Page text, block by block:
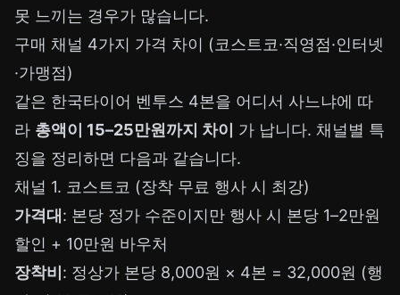
못 느끼는 경우가 많습니다.
구매 채널 4가지 가격 차이 (코스트코·직영점·인터넷
·가맹점)
같은 한국타이어 벤투스 4본을 어디서 사느냐에 따
라 총액이 15–25만원까지 차이
가 납니다. 채널별 특
징을 정리하면 다음과 같습니다.
채널 1. 코스트코 (장착 무료 행사 시 최강)
가격대 : 본당 정가 수준이지만 행사 시 본당 1–2만원
할인 + 10만원 바우처
장착비 : 정상가 본당 8,000원 × 4본 = 32,000원 (행